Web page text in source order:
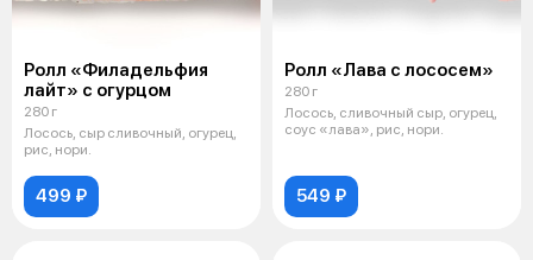
Ролл «Филадельфия
лайт» с огурцом
280 г
Лосось, сыр сливочный, огурец,
рис, нори.
499 ₽
Ролл «Лава с лососем»
280 г
Лосось, сливочный сыр, огурец,
соус «лава», рис, нори.
549 ₽